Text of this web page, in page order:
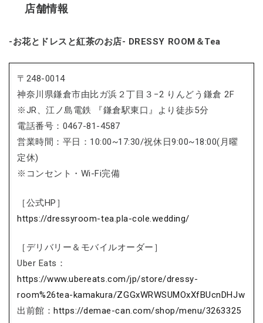
店舗情報
-お花とドレスと紅茶のお店- DRESSY ROOM＆Tea
〒248-0014
神奈川県鎌倉市由比ガ浜２丁目３−2 りんどう鎌倉 2F
※JR、江ノ島電鉄 『鎌倉駅東口』より徒歩5分
電話番号：0467-81-4587
営業時間：平日：10:00~17:30/祝休日9:00~18:00(月曜
定休)
※コンセント・Wi-Fi完備
［公式HP］
https://dressyroom-tea.pla-cole.wedding/
［デリバリー＆モバイルオーダー］
Uber Eats：
https://www.ubereats.com/jp/store/dressy-
room%26tea-kamakura/ZGGxWRWSUMOxXfBUcnDHJw
出前館：https://demae-can.com/shop/menu/3263325